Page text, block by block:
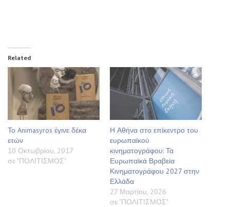
Related
Το Animasyros έγινε δέκα
ετών
10 Οκτωβρίου, 2017
σε "ΠΟΛΙΤΙΣΜΟΣ"
Η Αθήνα στο επίκεντρο του
ευρωπαϊκού
κινηματογράφου: Τα
Ευρωπαϊκά Βραβεία
Κινηματογράφου 2027 στην
Ελλάδα
27 Μαρτίου, 2026
σε "ΠΟΛΙΤΙΣΜΟΣ"